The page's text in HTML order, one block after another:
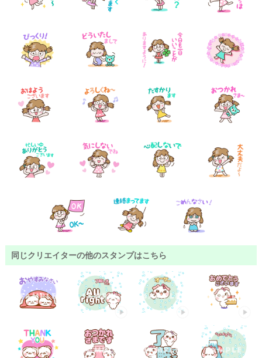
同じクリエイターの他のスタンプはこちら